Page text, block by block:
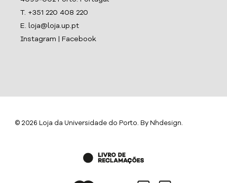
T. +351 220 408 220
E. loja@loja.up.pt
Instagram
Facebook
© 2026 Loja da Universidade do Porto. By Nhdesign.